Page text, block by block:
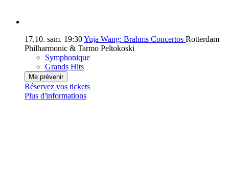
17.10. sam. 19:30Yuja Wang: Brahms Concertos Rotterdam
Philharmonic & Tarmo Peltokoski
Symphonique
Grands Hits
Me prévenir
Réservez vos tickets
Plus d'informations